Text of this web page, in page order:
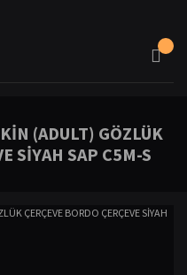
(ADULT) GÖZLÜK
SİYAH SAP C5M-S